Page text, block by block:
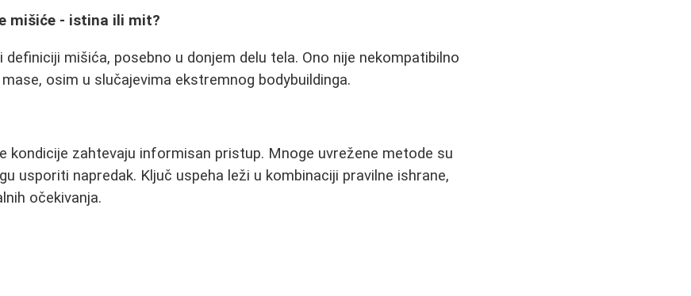
mišiće - istina ili mit?
mišića, posebno u donjem delu tela. Ono nije nekompatibilno
osim u slučajevima ekstremnog bodybuildinga.
kondicije zahtevaju informisan pristup. Mnoge uvrežene metode su
usporiti napredak. Ključ uspeha leži u kombinaciji pravilne ishrane,
očekivanja.